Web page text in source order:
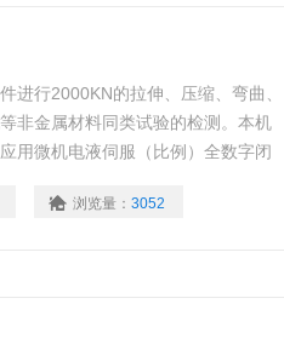
进行2000KN的拉伸、压缩、弯曲、
非金属材料同类试验的检测。本机
用微机电液伺服（比例）全数字闭
机跟踪试验数据和曲线动态显示。
浏览量： 3052